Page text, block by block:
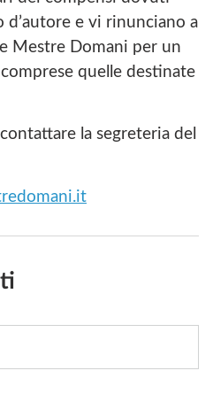
d’autore e vi rinunciano a
Mestre Domani per un
quelle destinate
la segreteria del